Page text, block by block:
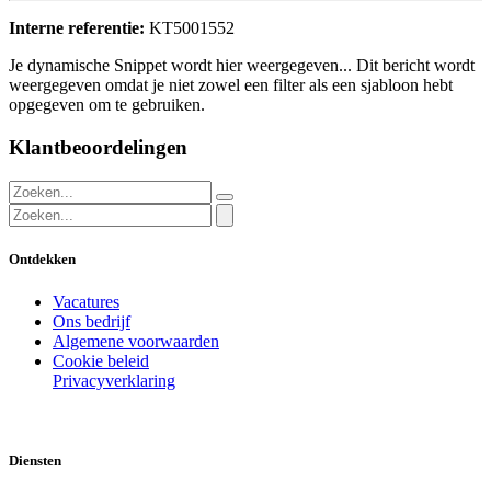
Interne referentie: KT5001552
Je dynamische Snippet wordt hier weergegeven... Dit bericht wordt
weergegeven omdat je niet zowel een filter als een sjabloon hebt
opgegeven om te gebruiken.
Klantbeoordelingen
Ontdekken
Vacatures
Ons bedrijf
Algemene voorwaarden
Cookie beleid
Privacyverklaring
Diensten